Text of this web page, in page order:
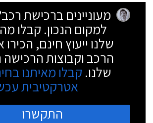
מעוניינים ברכישת
למקום הנכון. קבלו
שלנו ייעוץ חינם,
הרכב וקבוצות הרכישה
שלנו. קבלו מאיתנו
אטרקטיבית
התקשרו